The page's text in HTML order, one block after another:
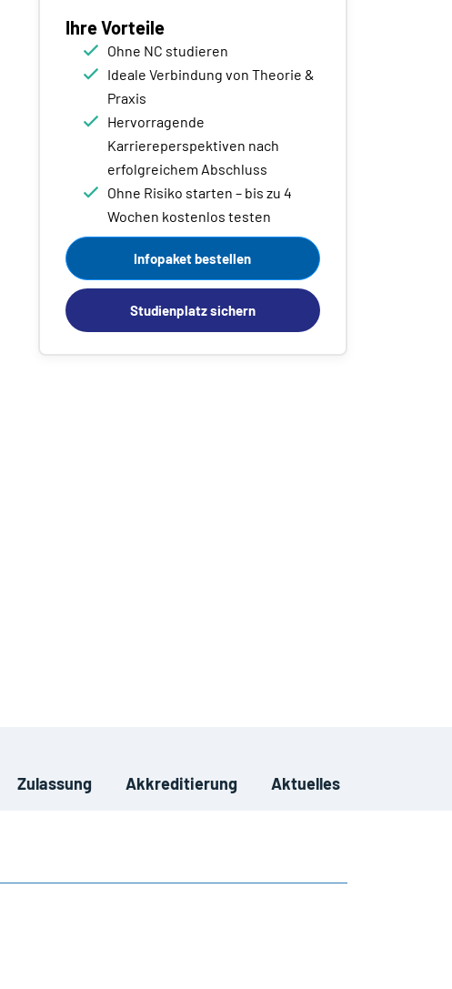
Ihre Vorteile
Ohne NC studieren
Ideale Verbindung von Theorie &
Praxis
Hervorragende
Karriereperspektiven nach
erfolgreichem Abschluss
Ohne Risiko starten – bis zu 4
Wochen kostenlos testen
Infopaket bestellen
Studienplatz sichern
Zulassung Akkreditierung Aktuelles